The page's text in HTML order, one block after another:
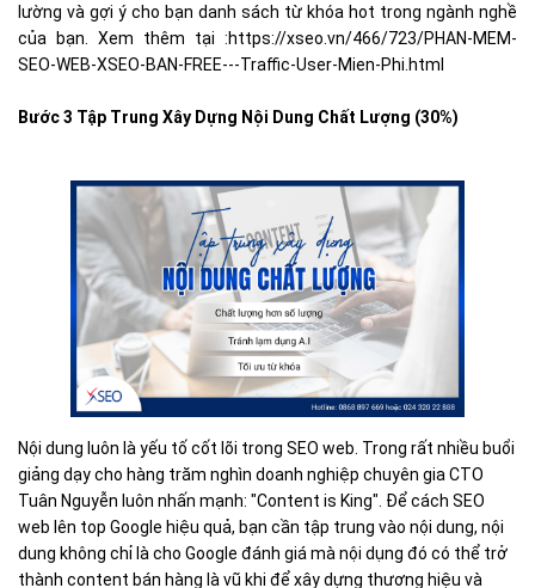
lường và gợi ý cho bạn danh sách từ khóa hot trong ngành nghề
của bạn. Xem thêm tại :https://xseo.vn/466/723/PHAN-MEM-
SEO-WEB-XSEO-BAN-FREE---Traffic-User-Mien-Phi.html
Bước 3 Tập Trung Xây Dựng Nội Dung Chất Lượng (30%)
Nội dung luôn là yếu tố cốt lõi trong SEO web. Trong rất nhiều buổi
giảng dạy cho hàng trăm nghìn doanh nghiệp chuyên gia CTO
Tuân Nguyễn luôn nhấn mạnh: "Content is King". Để cách SEO
web lên top Google hiệu quả, bạn cần tập trung vào nội dung, nội
dung không chỉ là cho Google đánh giá mà nội dụng đó có thể trở
thành content bán hàng là vũ khi để xây dựng thương hiệu và